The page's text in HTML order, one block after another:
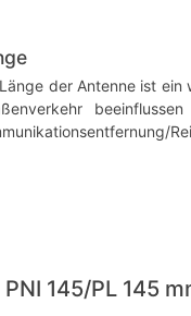
der Antenne ist
145/PL 145